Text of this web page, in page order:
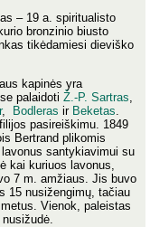
– 19 a. spiritualisto
bronzinio biusto
tikėdamiesi dieviško
kapinės yra
palaidoti Ž.-P. Sartras
, Bodleras ir Beketas
pasireiškimu. 1849
Bertrand plikomis
santykiavimui su
kai kuriuos lavonus,
7 m. amžiaus. Jis buvo
15 nusižengimų, tačiau
Vienok, paleistas